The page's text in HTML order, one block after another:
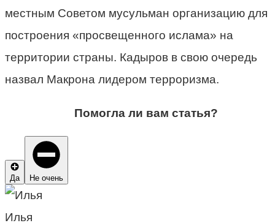
местным Советом мусульман организацию для
построения «просвещенного ислама» на
территории страны. Кадыров в свою очередь
назвал Макрона лидером терроризма.
Помогла ли вам статья?
Да Не очень
Илья